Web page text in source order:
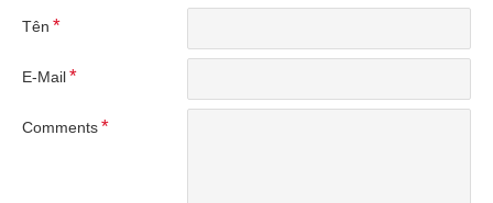
Tên
E-Mail
Comments